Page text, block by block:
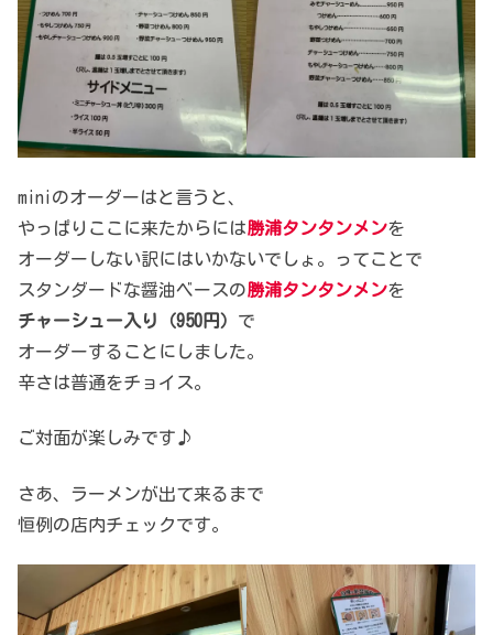
miniのオーダーはと言うと、
やっぱりここに来たからには勝浦タンタンメンを
オーダーしない訳にはいかないでしょ。ってことで
スタンダードな醤油ベースの勝浦タンタンメンを
チャーシュー入り（950円） で
オーダーすることにしました。
辛さは普通をチョイス。
ご対面が楽しみです♪
さあ、ラーメンが出て来るまで
恒例の店内チェックです。